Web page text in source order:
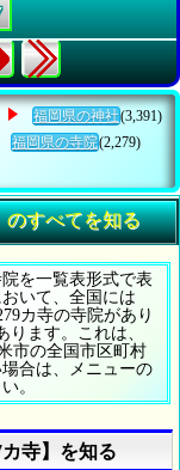
福岡県の神社(3,391)
福岡県の寺院(2,279)
のすべてを知る
を一覧表形式で表
いて、全国には
カ寺の寺院があり
ります。これは、
市の全国市区町村
合は、メニューの
。
寺】を知る